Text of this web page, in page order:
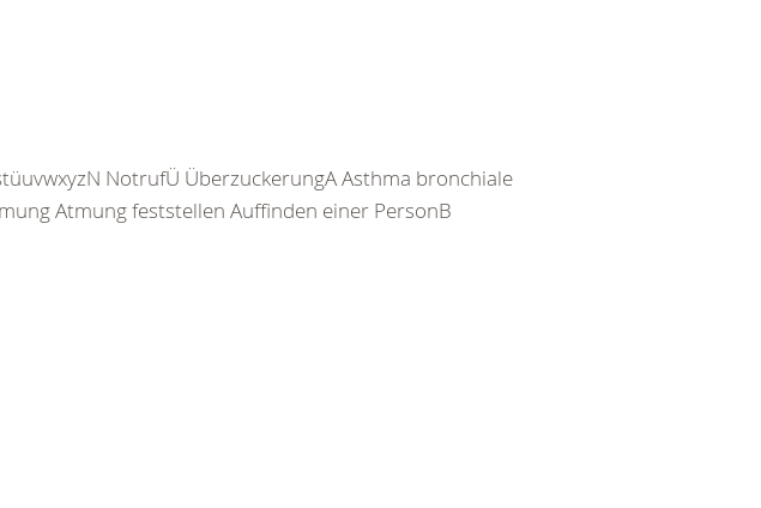
NotrufÜ ÜberzuckerungA Asthma bronchiale
Atmung feststellen Auffinden einer PersonB